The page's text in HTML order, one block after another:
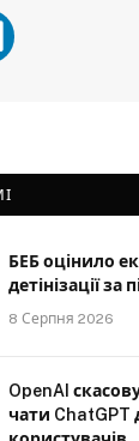
БЕБ оцінило
детінізації за
8 Серпня 2026
OpenAI
чати